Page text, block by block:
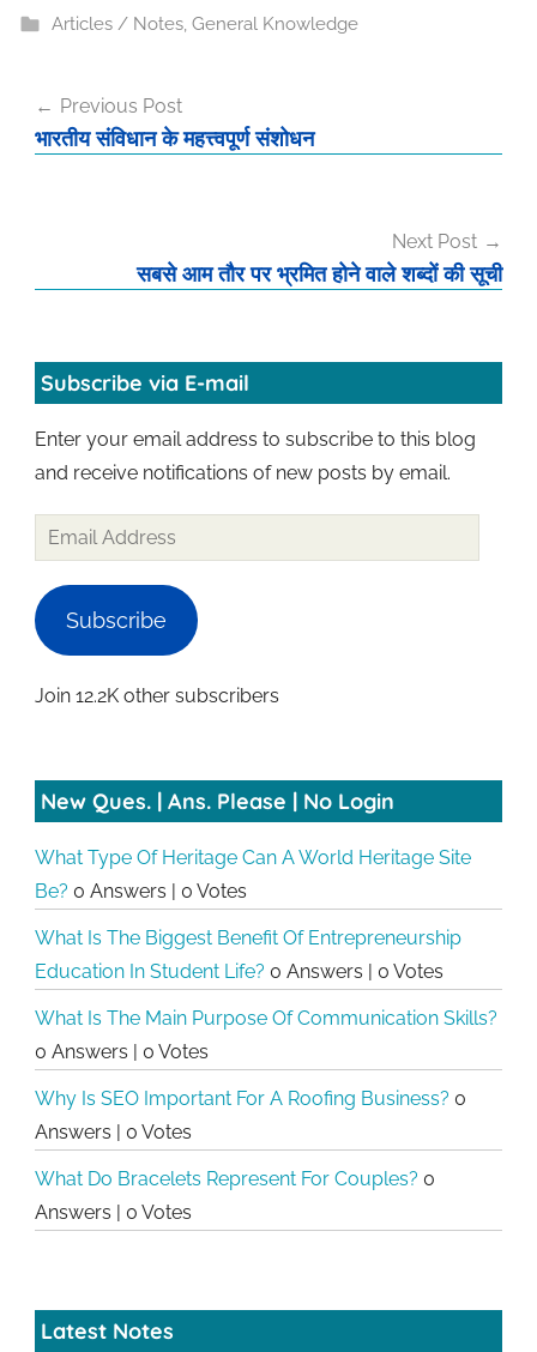
Articles / Notes, General Knowledge
navigation
Previous Post
भारतीय संविधान के महत्त्वपूर्ण संशोधन
Next Post
सबसे आम तौर पर भ्रमित होने वाले शब्दों की सूची
Subscribe via E-mail
Enter your email address to subscribe to this blog
and receive notifications of new posts by email.
Email
Address
Subscribe
Join 12.2K other subscribers
New Ques. | Ans. Please | No Login
What Type Of Heritage Can A World Heritage Site
Be? 0 Answers 0 Votes
What Is The Biggest Benefit Of Entrepreneurship
Education In Student Life? 0 Answers 0 Votes
What Is The Main Purpose Of Communication Skills?
0 Answers
0 Votes
Why Is SEO Important For A Roofing Business? 0
Answers
0 Votes
What Do Bracelets Represent For Couples? 0
Answers
0 Votes
Latest Notes